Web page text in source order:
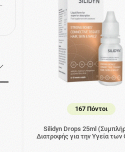
167 Πόντοι
Silidyn Drops 25ml
Διατροφής για την Υγεία